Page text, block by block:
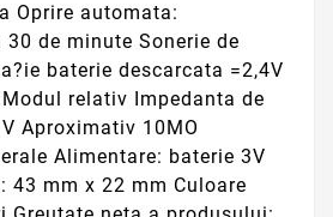
Oprire automata:
de minute Sonerie de
baterie descarcata =2,4V
relativ Impedanta de
Aproximativ 10MO
Alimentare: baterie 3V
43 mm x 22 mm Culoare